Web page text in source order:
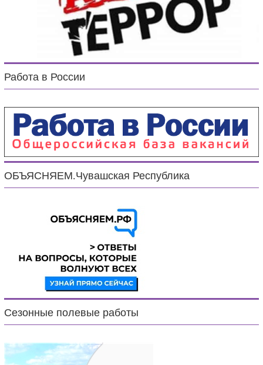
Работа в России
ОБЪЯСНЯЕМ.Чувашская Республика
Сезонные полевые работы